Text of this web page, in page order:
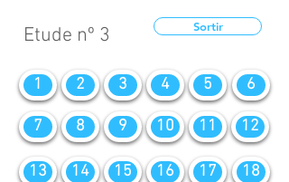
Etude nº 3 Sortir
1 2 3 4 5 6
7 8 9 10 11 12
13 14 15 16 17 18